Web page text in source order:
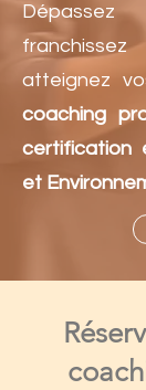
atteignez
coaching
certification
et